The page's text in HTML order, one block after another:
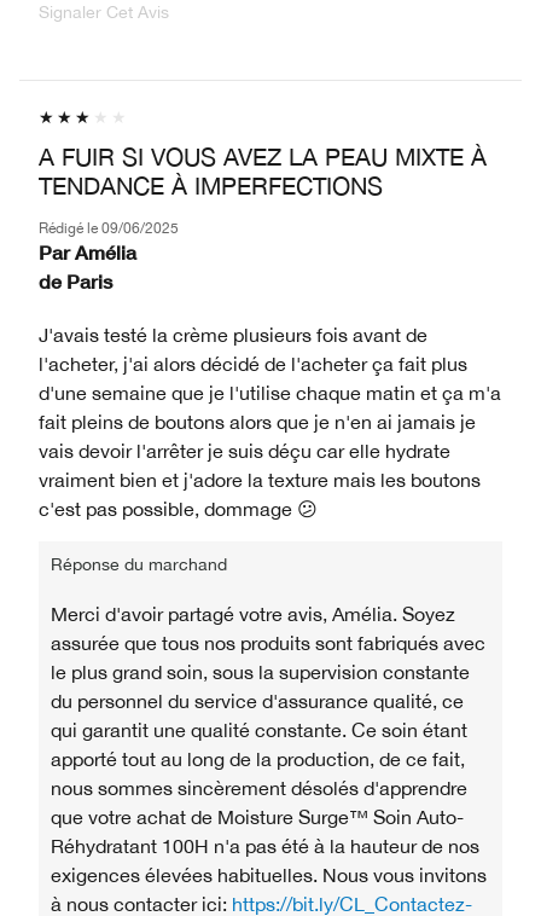
Signaler Cet Avis
A FUIR SI VOUS AVEZ LA PEAU MIXTE À
TENDANCE À IMPERFECTIONS
Rédigé le 09/06/2025
Par Amélia
de Paris
J'avais testé la crème plusieurs fois avant de
l'acheter, j'ai alors décidé de l'acheter ça fait plus
d'une semaine que je l'utilise chaque matin et ça m'a
fait pleins de boutons alors que je n'en ai jamais je
vais devoir l'arrêter je suis déçu car elle hydrate
vraiment bien et j'adore la texture mais les boutons
c'est pas possible, dommage 😕
Réponse du marchand
Merci d'avoir partagé votre avis, Amélia. Soyez
assurée que tous nos produits sont fabriqués avec
le plus grand soin, sous la supervision constante
du personnel du service d'assurance qualité, ce
qui garantit une qualité constante. Ce soin étant
apporté tout au long de la production, de ce fait,
nous sommes sincèrement désolés d'apprendre
que votre achat de Moisture Surge™ Soin Auto-
Réhydratant 100H n'a pas été à la hauteur de nos
exigences élevées habituelles. Nous vous invitons
à nous contacter ici: https://bit.ly/CL_Contactez-